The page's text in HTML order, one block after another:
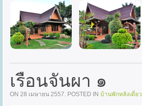
เรือนจันผา ๑
ON 28 เมษายน 2557. POSTED IN บ้านพักหลังเดี่ยว